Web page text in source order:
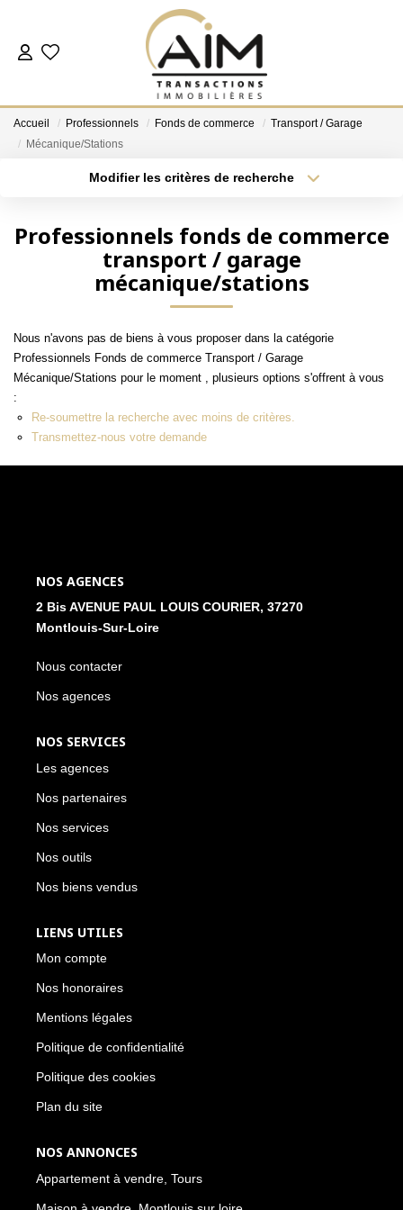
ACHETER
Les Agences
Notre Équipe
Nous Rejoindre
Nos Témoignages
Nos Partenaires
NOS ACTUALITÉS
Accueil Professionnels Fonds de commerce
Transport / Garage
Mécanique/Stations
Modifier les critères de recherche
Budget max
Plus de critères Créer une alerte
Professionnels fonds de commerce
transport / garage
mécanique/stations
Nous n'avons pas de biens à vous proposer dans la catégorie
Professionnels Fonds de commerce Transport / Garage
Mécanique/Stations pour le moment , plusieurs options s'offrent à vous
:
Re-soumettre la recherche avec moins de critères.
Transmettez-nous votre demande
NOS AGENCES
2 Bis AVENUE PAUL LOUIS COURIER, 37270
Montlouis-Sur-Loire
Nous contacter
Nos agences
NOS SERVICES
Les agences
Nos partenaires
Nos services
Nos outils
Nos biens vendus
LIENS UTILES
Mon compte
Nos honoraires
Mentions légales
Politique de confidentialité
Politique des cookies
Plan du site
NOS ANNONCES
Appartement à vendre, Tours